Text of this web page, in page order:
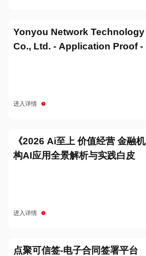
Yonyou Network Technology
Co., Ltd. - Application Proof -
进入详情
《2026 Ai至上 价值经营 金融机
构AI应用全景解析与实践白皮
进入详情
点聚可信签-电子合同签署平台